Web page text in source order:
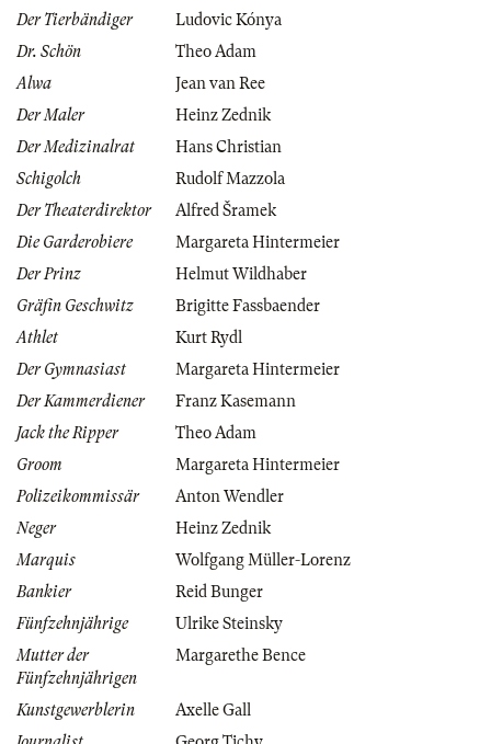
Der Tierbändiger
Ludovic Kónya
Dr. Schön
Theo Adam
Alwa
Jean van Ree
Der Maler
Heinz Zednik
Der Medizinalrat
Hans Christian
Schigolch
Rudolf Mazzola
Der Theaterdirektor
Alfred Šramek
Die Garderobiere
Margareta Hintermeier
Der Prinz
Helmut Wildhaber
Gräfin Geschwitz
Brigitte Fassbaender
Athlet
Kurt Rydl
Der Gymnasiast
Margareta Hintermeier
Der Kammerdiener
Franz Kasemann
Jack the Ripper
Theo Adam
Groom
Margareta Hintermeier
Polizeikommissär
Anton Wendler
Neger
Heinz Zednik
Marquis
Wolfgang Müller-Lorenz
Bankier
Reid Bunger
Fünfzehnjährige
Ulrike Steinsky
Mutter der
Fünfzehnjährigen
Margarethe Bence
Kunstgewerblerin
Axelle Gall